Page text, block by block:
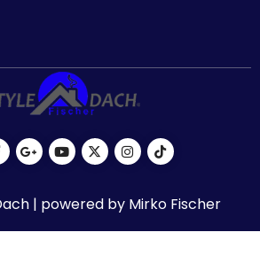
| powered by Mirko Fischer